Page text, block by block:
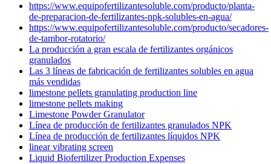
https://www.equipofertilizantesoluble.com/producto/planta-
de-preparacion-de-fertilizantes-npk-solubles-en-agua/
https://www.equipofertilizantesoluble.com/producto/secadores-
de-tambor-rotatorio/
La producción a gran escala de fertilizantes orgánicos
granulados
Las 3 líneas de fabricación de fertilizantes solubles en agua
más vendidas
limestone pellets granulating production line
limestone pellets making
Limestone Powder Granulator
Línea de producción de fertilizantes granulados NPK
Línea de producción de fertilizantes líquidos NPK
linear vibrating screen
Liquid Biofertilizer Production Expenses